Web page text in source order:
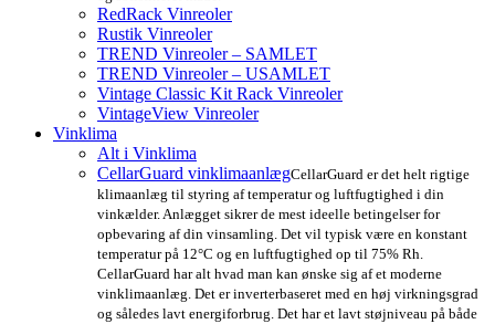
RedRack Vinreoler
Rustik Vinreoler
TREND Vinreoler – SAMLET
TREND Vinreoler – USAMLET
Vintage Classic Kit Rack Vinreoler
VintageView Vinreoler
Vinklima
Alt i Vinklima
CellarGuard vinklimaanlægCellarGuard er det helt rigtige
klimaanlæg til styring af temperatur og luftfugtighed i din
vinkælder. Anlægget sikrer de mest ideelle betingelser for
opbevaring af din vinsamling. Det vil typisk være en konstant
temperatur på 12°C og en luftfugtighed op til 75% Rh.
CellarGuard har alt hvad man kan ønske sig af et moderne
vinklimaanlæg. Det er inverterbaseret med en høj virkningsgrad
og således lavt energiforbrug. Det har et lavt støjniveau på både